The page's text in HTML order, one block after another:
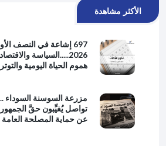
الأكثر مشاهدة
697 إشاعة في النصف
2026.....السياسة
هموم الحياة اليومية
مزرعة السوسنة السوداء
تواصل يُغيِّبون حقَّ الجمهور
عن حماية المصلحة العامة